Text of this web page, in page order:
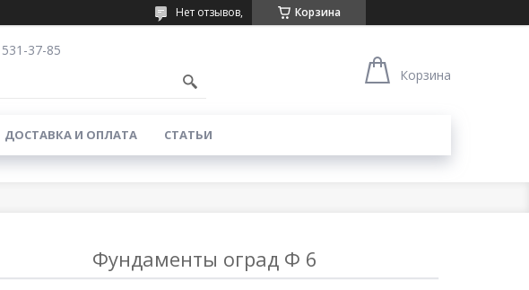
Корзина
Нет отзывов,
37-85
Корзина
ДОСТАВКА И ОПЛАТА СТАТЬИ
Фундаменты оград Ф 6